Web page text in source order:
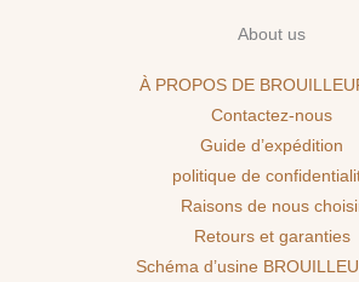
About us
À PROPOS DE
Contactez-nous
Guide d’expédition
politique de
Raisons de nous
Retours et garanties
Schéma d’usine